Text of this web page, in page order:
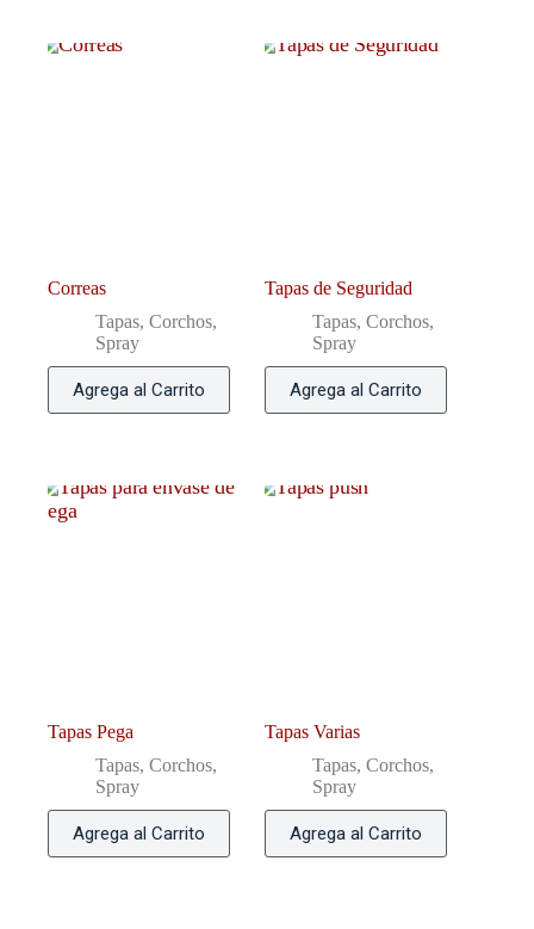
Correas
Tapas, Corchos,
Spray
Agrega al Carrito
Tapas de Seguridad
Tapas, Corchos,
Spray
Agrega al Carrito
Tapas Pega
Tapas, Corchos,
Spray
Agrega al Carrito
Tapas Varias
Tapas, Corchos,
Spray
Agrega al Carrito